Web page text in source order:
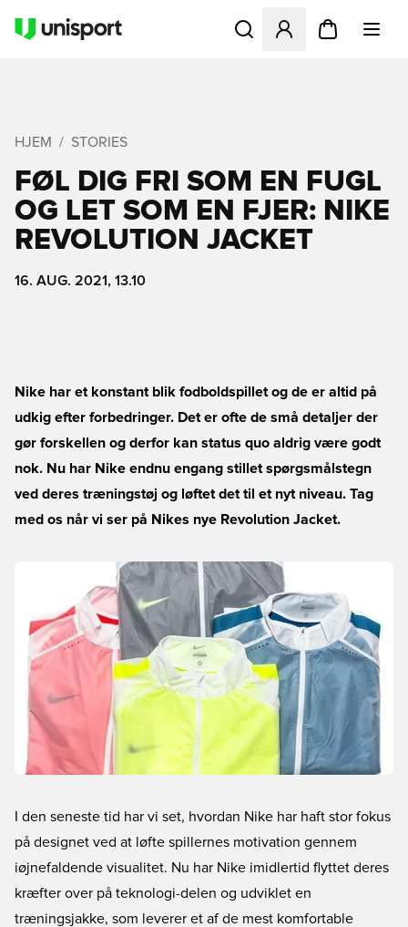
Åbner en Modal til at
HJEM STORIES
FØL DIG FRI SOM EN FUGL
OG LET SOM EN FJER: NIKE
REVOLUTION JACKET
16. AUG. 2021, 13.10
Nike har et konstant blik fodboldspillet og de er altid på
udkig efter forbedringer. Det er ofte de små detaljer der
gør forskellen og derfor kan status quo aldrig være godt
nok. Nu har Nike endnu engang stillet spørgsmålstegn
ved deres træningstøj og løftet det til et nyt niveau. Tag
med os når vi ser på Nikes nye Revolution Jacket.
I den seneste tid har vi set, hvordan Nike har haft stor fokus
på designet ved at løfte spillernes motivation gennem
iøjnefaldende visualitet. Nu har Nike imidlertid flyttet deres
kræfter over på teknologi-delen og udviklet en
træningsjakke, som leverer et af de mest komfortable